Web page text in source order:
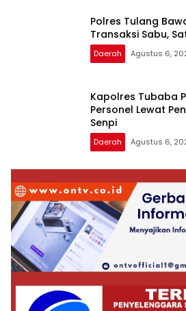
Polres Tulang
Transaksi Sabu,
Daerah Agustus 6,
Kapolres Tubaba
Personel Lewat
Senpi
Daerah Agustus 6,